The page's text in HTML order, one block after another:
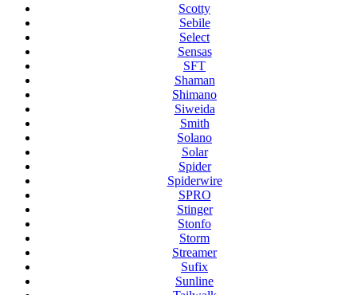
Scotty
Sebile
Select
Sensas
SFT
Shaman
Shimano
Siweida
Smith
Solano
Solar
Spider
Spiderwire
SPRO
Stinger
Stonfo
Storm
Streamer
Sufix
Sunline